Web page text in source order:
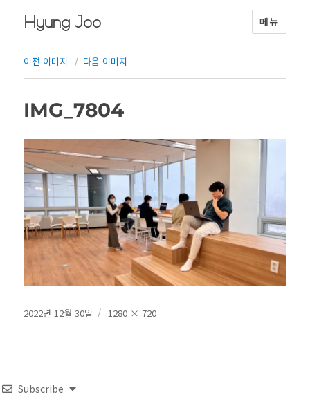
Hyung Joo 메뉴
이전 이미지 다음 이미지
IMG_7804
작
2022년 12월 30일
전
1280 × 720
Subscribe